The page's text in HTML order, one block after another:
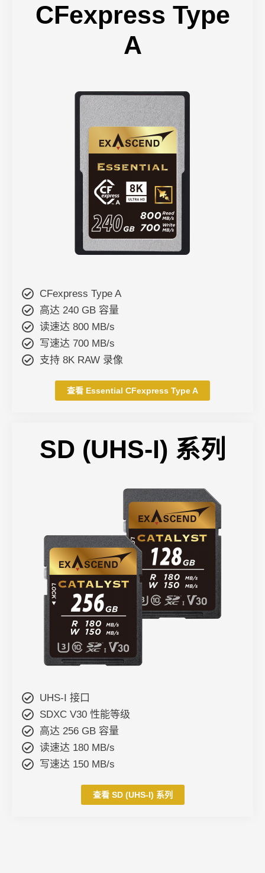
CFexpress Type
A
CFexpress Type A
高达 240 GB 容量
读速达 800 MB/s
写速达 700 MB/s
支持 8K RAW 录像
查看 Essential CFexpress Type A
SD (UHS-I) 系列
UHS-I 接口
SDXC V30 性能等级
高达 256 GB 容量
读速达 180 MB/s
写速达 150 MB/s
查看 SD (UHS-I) 系列